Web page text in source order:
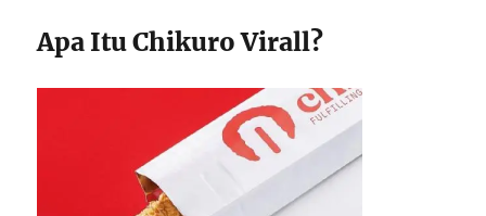
Apa Itu Chikuro Virall?